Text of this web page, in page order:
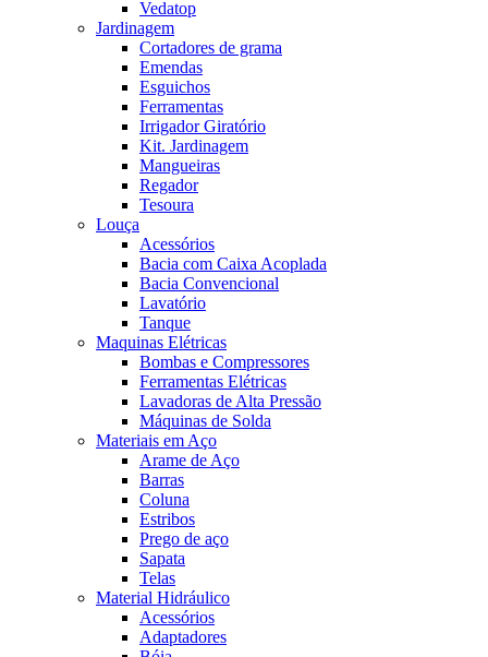
Vedatop
Jardinagem
Cortadores de grama
Emendas
Esguichos
Ferramentas
Irrigador Giratório
Kit. Jardinagem
Mangueiras
Regador
Tesoura
Louça
Acessórios
Bacia com Caixa Acoplada
Bacia Convencional
Lavatório
Tanque
Maquinas Elétricas
Bombas e Compressores
Ferramentas Elétricas
Lavadoras de Alta Pressão
Máquinas de Solda
Materiais em Aço
Arame de Aço
Barras
Coluna
Estribos
Prego de aço
Sapata
Telas
Material Hidráulico
Acessórios
Adaptadores